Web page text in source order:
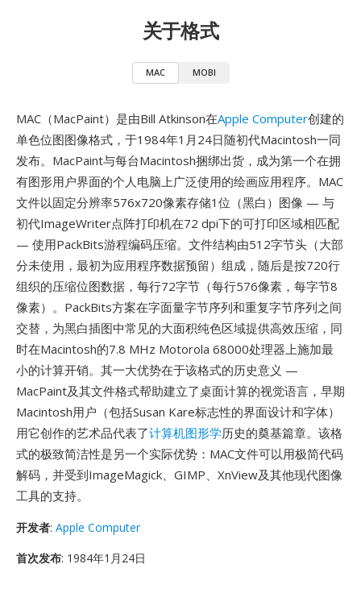
关于格式
MAC MOBI
MAC（MacPaint）是由Bill Atkinson在Apple Computer创建的
单色位图图像格式，于1984年1月24日随初代Macintosh一同
发布。MacPaint与每台Macintosh捆绑出货，成为第一个在拥
有图形用户界面的个人电脑上广泛使用的绘画应用程序。MAC
文件以固定分辨率576x720像素存储1位（黑白）图像 — 与
初代ImageWriter点阵打印机在72 dpi下的可打印区域相匹配
— 使用PackBits游程编码压缩。文件结构由512字节头（大部
分未使用，最初为应用程序数据预留）组成，随后是按720行
组织的压缩位图数据，每行72字节（每行576像素，每字节8
像素）。PackBits方案在字面量字节序列和重复字节序列之间
交替，为黑白插图中常见的大面积纯色区域提供高效压缩，同
时在Macintosh的7.8 MHz Motorola 68000处理器上施加最
小的计算开销。其一大优势在于该格式的历史意义 —
MacPaint及其文件格式帮助建立了桌面计算的视觉语言，早期
Macintosh用户（包括Susan Kare标志性的界面设计和字体）
用它创作的艺术品代表了计算机图形学历史的奠基篇章。该格
式的极致简洁性是另一个实际优势：MAC文件可以用极简代码
解码，并受到ImageMagick、GIMP、XnView及其他现代图像
工具的支持。
开发者: Apple Computer
首次发布: 1984年1月24日